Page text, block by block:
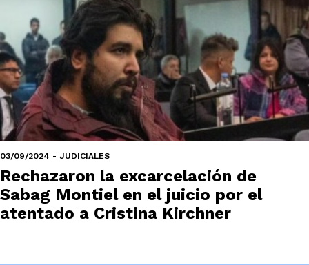
03/09/2024 - JUDICIALES
Rechazaron la excarcelación de
Sabag Montiel en el juicio por el
atentado a Cristina Kirchner